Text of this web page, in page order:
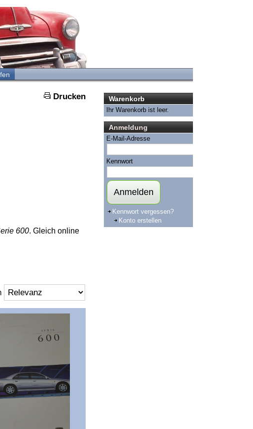
Warenkorb
Ihr Warenkorb ist leer.
Anmeldung
E-Mail-Adresse
Kennwort
Anmelden
Kennwort vergessen?
Konto erstellen
Drucken
600. Gleich online